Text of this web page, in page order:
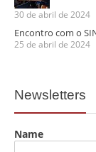
30 de abril de 2024
Encontro com o
25 de abril de 2024
Newsletters
Name